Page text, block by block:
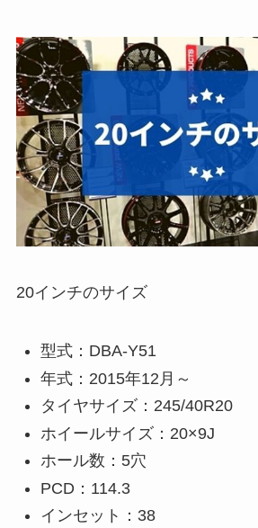
20インチのサイズ
型式：DBA-Y51
年式：2015年12月～
タイヤサイズ：245/40R20
ホイールサイズ：20×9J
ホール数：5穴
PCD：114.3
インセット：38